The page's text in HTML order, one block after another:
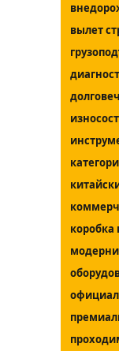
вылет
коробка